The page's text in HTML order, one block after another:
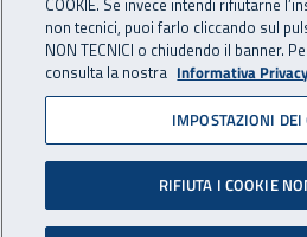
Relazione
Nella Relazione del
D’Ascenzo, i principali
ambiti della ricerca, della
riabilitazione e degli
COOKIE. Se invece intendi rifiutarne
non tecnici, puoi farlo cliccando sul
NON TECNICI o chiudendo il banner.
consulta la nostra Informativa
IMPOSTAZIONI DEI
RIFIUTA I COOKIE